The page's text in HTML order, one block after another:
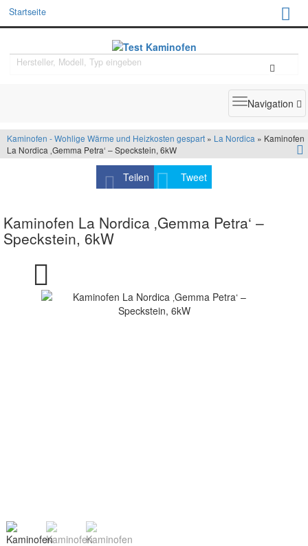
Startseite
Toggle
Navigation
Kaminofen - Wohlige Wärme und Heizkosten gespart » La Nordica » Kaminofen
La Nordica ‚Gemma Petra‘ – Speckstein, 6kW
Teilen Tweet
Kaminofen La Nordica ‚Gemma Petra‘ –
Speckstein, 6kW